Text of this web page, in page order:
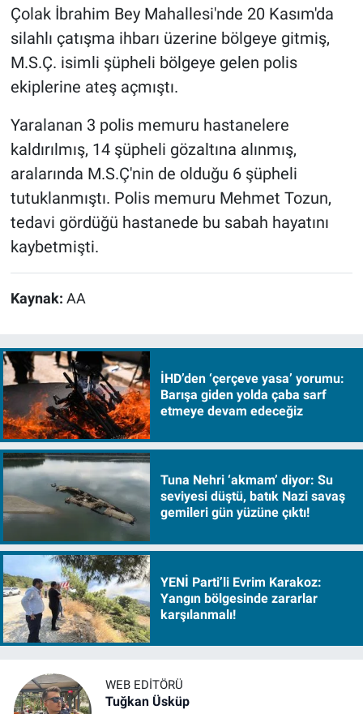
Çolak İbrahim Bey Mahallesi'nde 20 Kasım'da
silahlı çatışma ihbarı üzerine bölgeye gitmiş,
M.S.Ç. isimli şüpheli bölgeye gelen polis
ekiplerine ateş açmıştı.
Yaralanan 3 polis memuru hastanelere
kaldırılmış, 14 şüpheli gözaltına alınmış,
aralarında M.S.Ç'nin de olduğu 6 şüpheli
tutuklanmıştı. Polis memuru Mehmet Tozun,
tedavi gördüğü hastanede bu sabah hayatını
kaybetmişti.
Kaynak: AA
İHD’den ‘çerçeve yasa’ yorumu:
Barışa giden yolda çaba sarf
etmeye devam edeceğiz
Tuna Nehri ‘akmam’ diyor: Su
seviyesi düştü, batık Nazi savaş
gemileri gün yüzüne çıktı!
YENİ Parti’li Evrim Karakoz:
Yangın bölgesinde zararlar
karşılanmalı!
WEB EDITÖRÜ
Tuğkan Üsküp